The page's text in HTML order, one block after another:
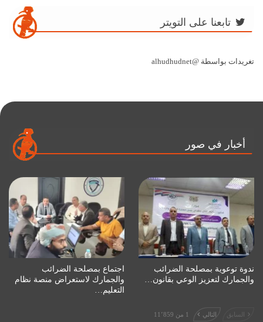
تابعنا على التويتر
تغريدات بواسطة @alhudhudnet
أخبار في صور
ندوة توعوية بمصلحة الضرائب
والجمارك لتعزيز الوعي بقانون…
اجتماع بمصلحة الضرائب
والجمارك لاستعراض منصة نظام
التعليم…
السابق التالي 1 من 11٬859